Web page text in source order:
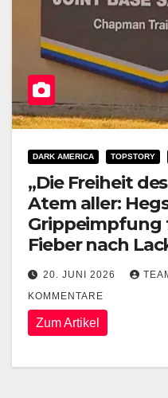
DARK AMERICA TOPSTORY
„Die Freiheit
Atem aller:
Grippeimpfung
Fieber nach
20. JUNI 2026
KOMMENTARE
Zum Artikel